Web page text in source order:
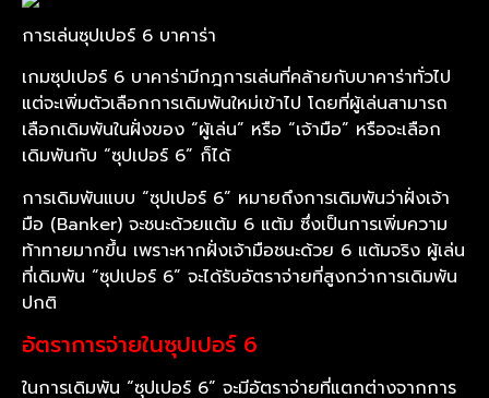
การเล่นซุปเปอร์ 6 บาคาร่า
เกมซุปเปอร์ 6 บาคาร่ามีกฎการเล่นที่คล้ายกับบาคาร่าทั่วไป
แต่จะเพิ่มตัวเลือกการเดิมพันใหม่เข้าไป โดยที่ผู้เล่นสามารถ
เลือกเดิมพันในฝั่งของ “ผู้เล่น” หรือ “เจ้ามือ” หรือจะเลือก
เดิมพันกับ “ซุปเปอร์ 6” ก็ได้
การเดิมพันแบบ “ซุปเปอร์ 6” หมายถึงการเดิมพันว่าฝั่งเจ้า
มือ (Banker) จะชนะด้วยแต้ม 6 แต้ม ซึ่งเป็นการเพิ่มความ
ท้าทายมากขึ้น เพราะหากฝั่งเจ้ามือชนะด้วย 6 แต้มจริง ผู้เล่น
ที่เดิมพัน “ซุปเปอร์ 6” จะได้รับอัตราจ่ายที่สูงกว่าการเดิมพัน
ปกติ
อัตราการจ่ายในซุปเปอร์ 6
ในการเดิมพัน “ซุปเปอร์ 6” จะมีอัตราจ่ายที่แตกต่างจากการ